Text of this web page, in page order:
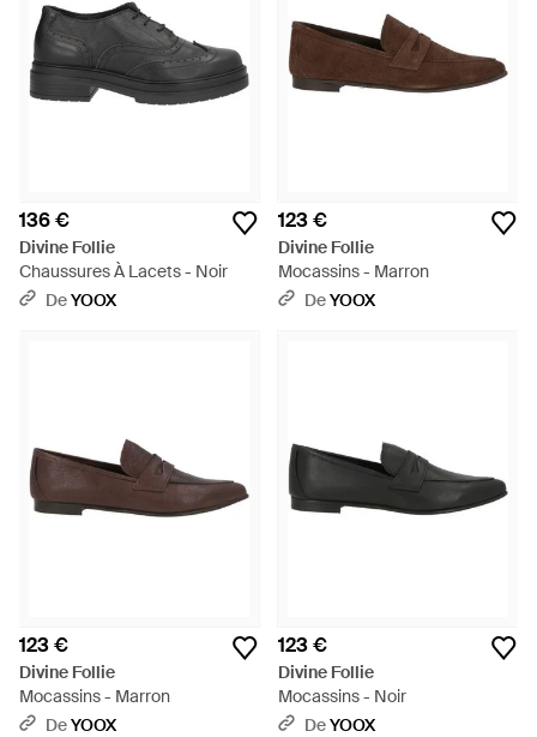
136 €
Divine Follie
Chaussures À Lacets - Noir
DeYOOX
123 €
Divine Follie
Mocassins - Marron
DeYOOX
123 €
Divine Follie
Mocassins - Marron
DeYOOX
123 €
Divine Follie
Mocassins - Noir
DeYOOX